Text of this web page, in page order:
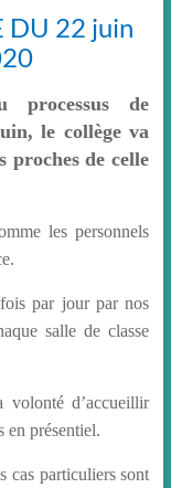
DU 22 juin
de
le collège va
proches de celle
les personnels
par jour par nos
salle de classe
volonté d’accueillir
en présentiel.
cas particuliers sont